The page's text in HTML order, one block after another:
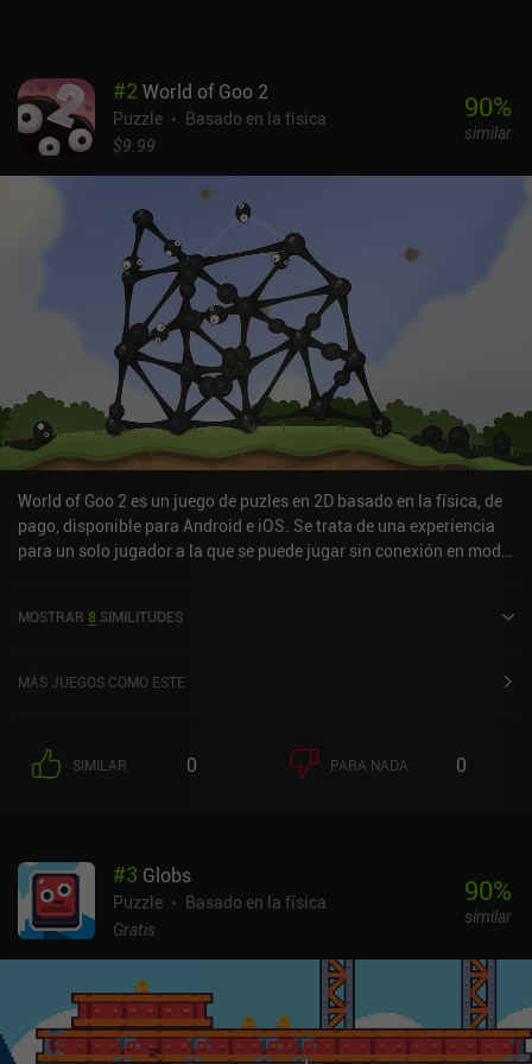
#2 World of Goo 2
Puzzle
Basado en la física
$9.99
90%
similar
World of Goo 2 es un juego de puzles en 2D basado en la física, de
pago, disponible para Android e iOS. Se trata de una experiencia
para un solo jugador a la que se puede jugar sin conexión en modo
de 2025 y tiene actualmente una puntuación de 4,8 sobre 5,0 en
MOSTRAR 8 SIMILITUDES
MÁS JUEGOS COMO ESTE
SIMILAR 0 PARA NADA 0
#3 Globs
Puzzle
Basado en la física
Gratis
90%
similar